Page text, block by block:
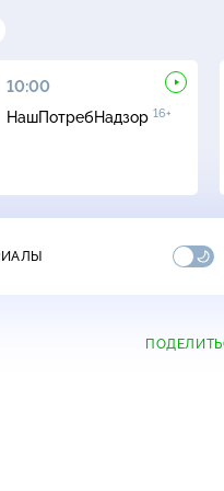
10:00
НашПотребНадзор 16+